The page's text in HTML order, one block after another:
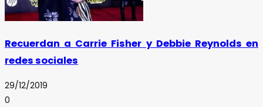
Recuerdan a Carrie Fisher y Debbie Reynolds en
redes sociales
29/12/2019
0